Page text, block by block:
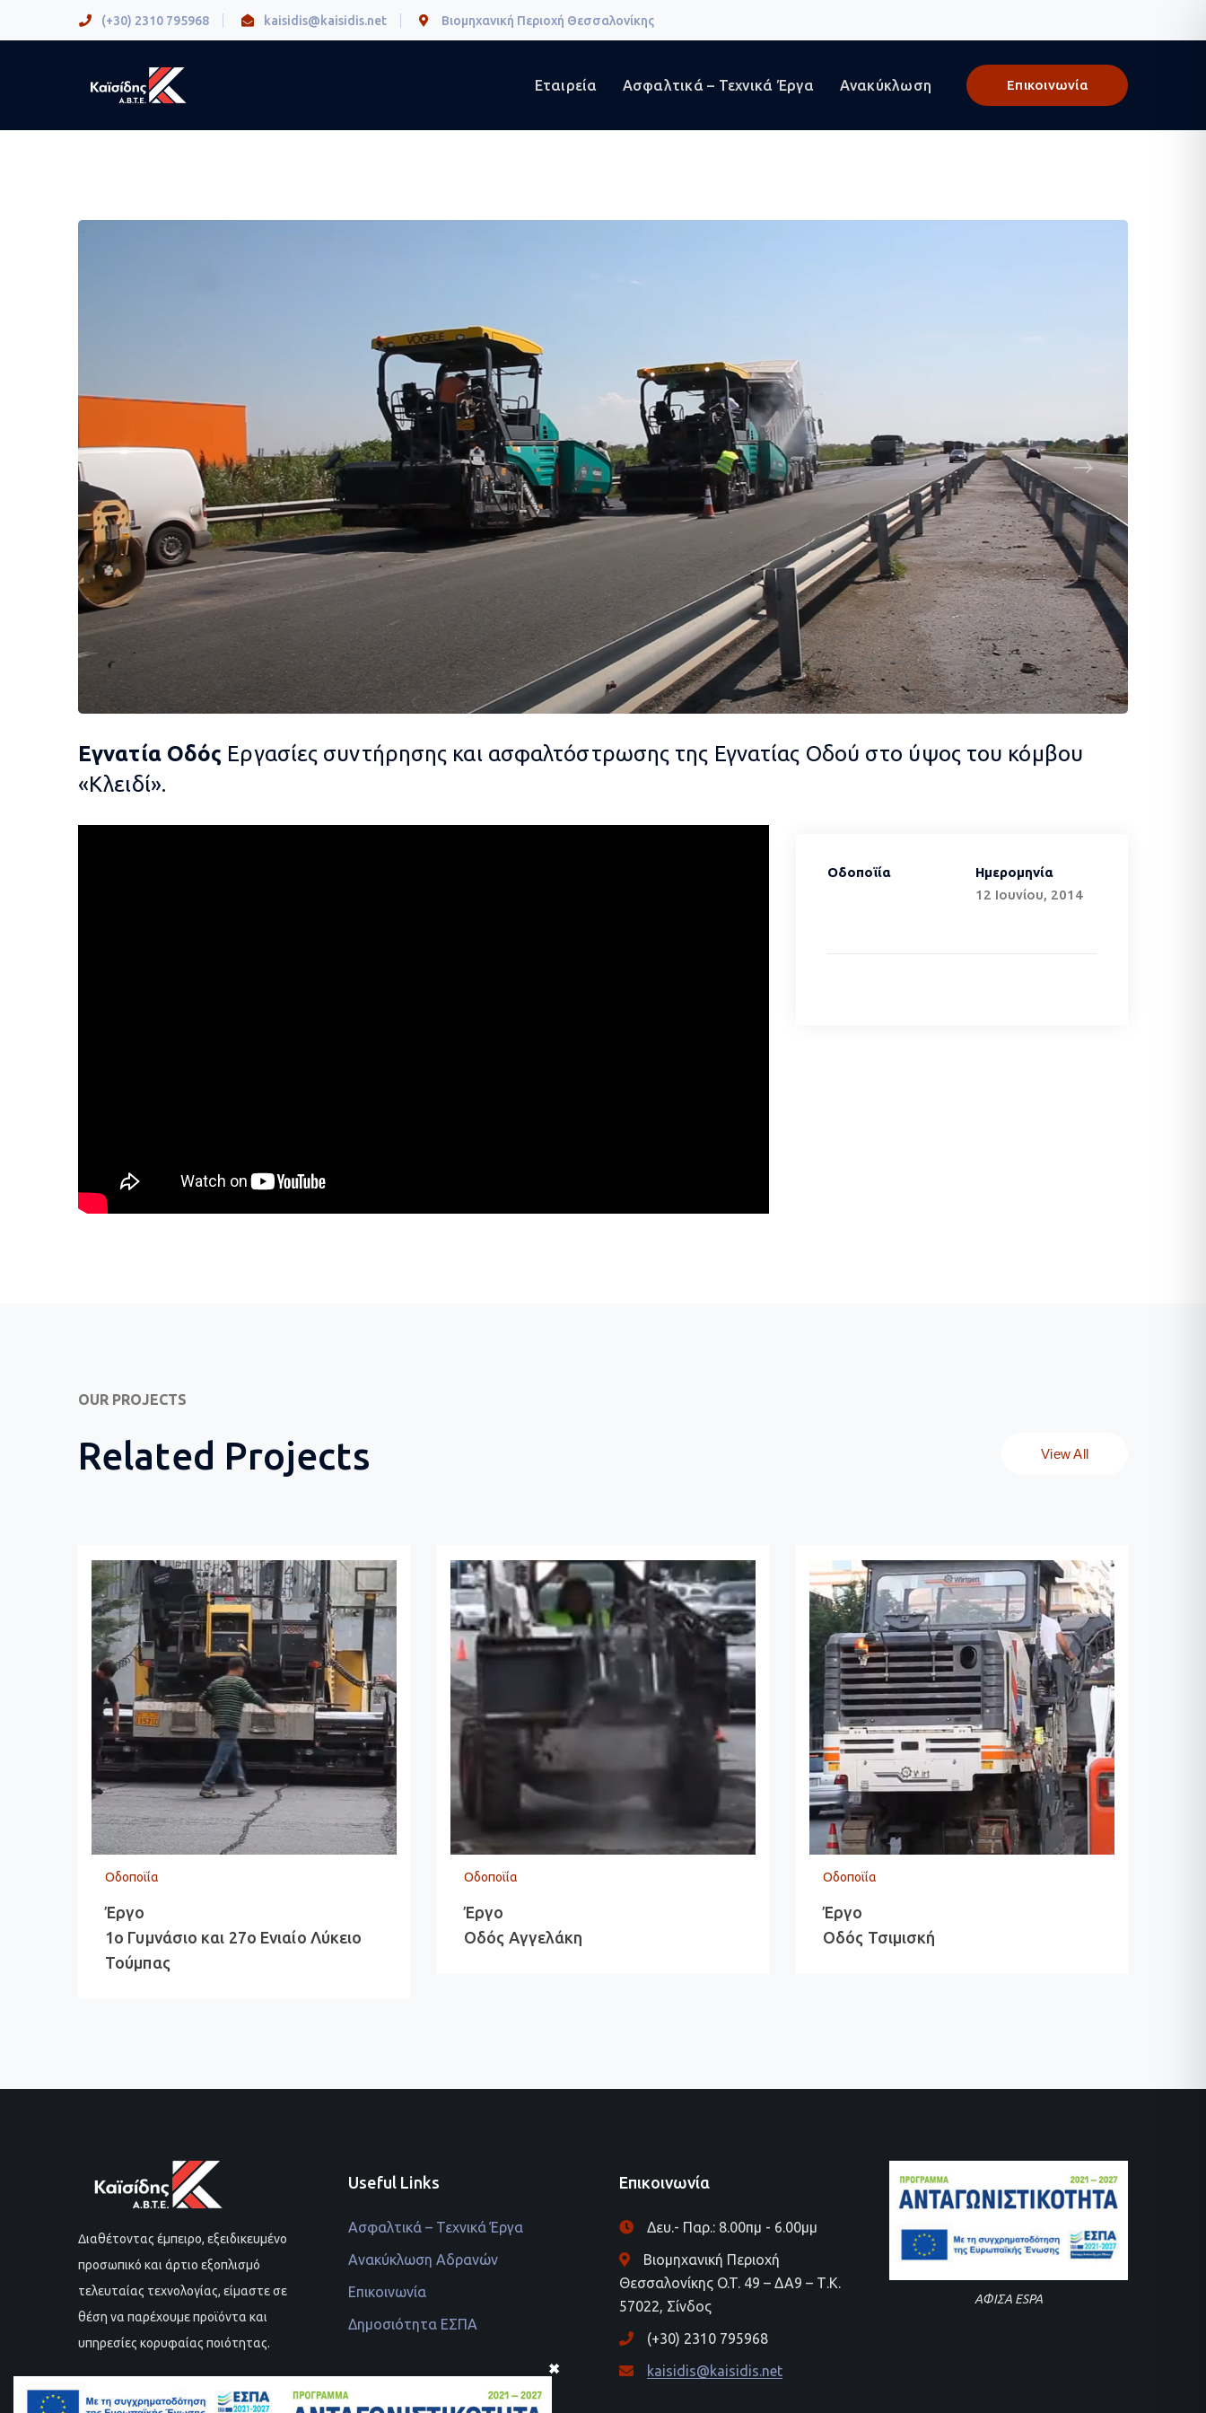
(+30) 2310 795968 kaisidis@kaisidis.net Βιομηχανική Περιοχή Θεσσαλονίκης
Επικοινωνία
Εταιρεία Ασφαλτικά – Τεχνικά Έργα Ανακύκλωση
Εγνατία Οδός Εργασίες συντήρησης και ασφαλτόστρωσης της Εγνατίας Οδού στο ύψος του κόμβου
«Κλειδί».
Οδοποϊία
Ημερομηνία
12 Ιουνίου, 2014
OUR PROJECTS
Related Projects View All
Οδοποϊία
Έργο
1ο Γυμνάσιο και 27ο Ενιαίο Λύκειο
Τούμπας
Οδοποϊία
Έργο
Οδός Αγγελάκη
Οδοποϊία
Έργο
Οδός Τσιμισκή
Διαθέτοντας έμπειρο, εξειδικευμένο
προσωπικό και άρτιο εξοπλισμό
τελευταίας τεχνολογίας, είμαστε σε
θέση να παρέχουμε προϊόντα και
υπηρεσίες κορυφαίας ποιότητας.
Useful Links
Ασφαλτικά – Τεχνικά Έργα
Ανακύκλωση Αδρανών
Επικοινωνία
Δημοσιότητα ΕΣΠΑ
Επικοινωνία
Δευ.- Παρ.: 8.00πμ - 6.00μμ
Βιομηχανική Περιοχή
Θεσσαλονίκης O.T. 49 – ΔΑ9 – Τ.Κ.
57022, Σίνδος
(+30) 2310 795968
kaisidis@kaisidis.net
ΑΦΙΣΑ ESPA